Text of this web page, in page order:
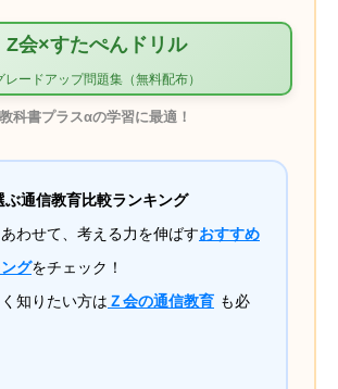
Z会×すたぺんドリル
レードアップ問題集（無料配布）
教科書プラスαの学習に最適！
ぶ通信教育比較ランキング
わせて、考える力を伸ばすおすすめ
グをチェック！
知りたい方は Ｚ会の通信教育 も必